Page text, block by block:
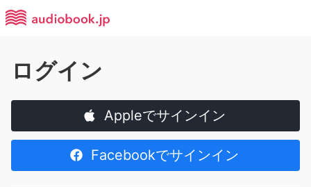
ログイン
Appleでサインイン
Facebookでサインイン